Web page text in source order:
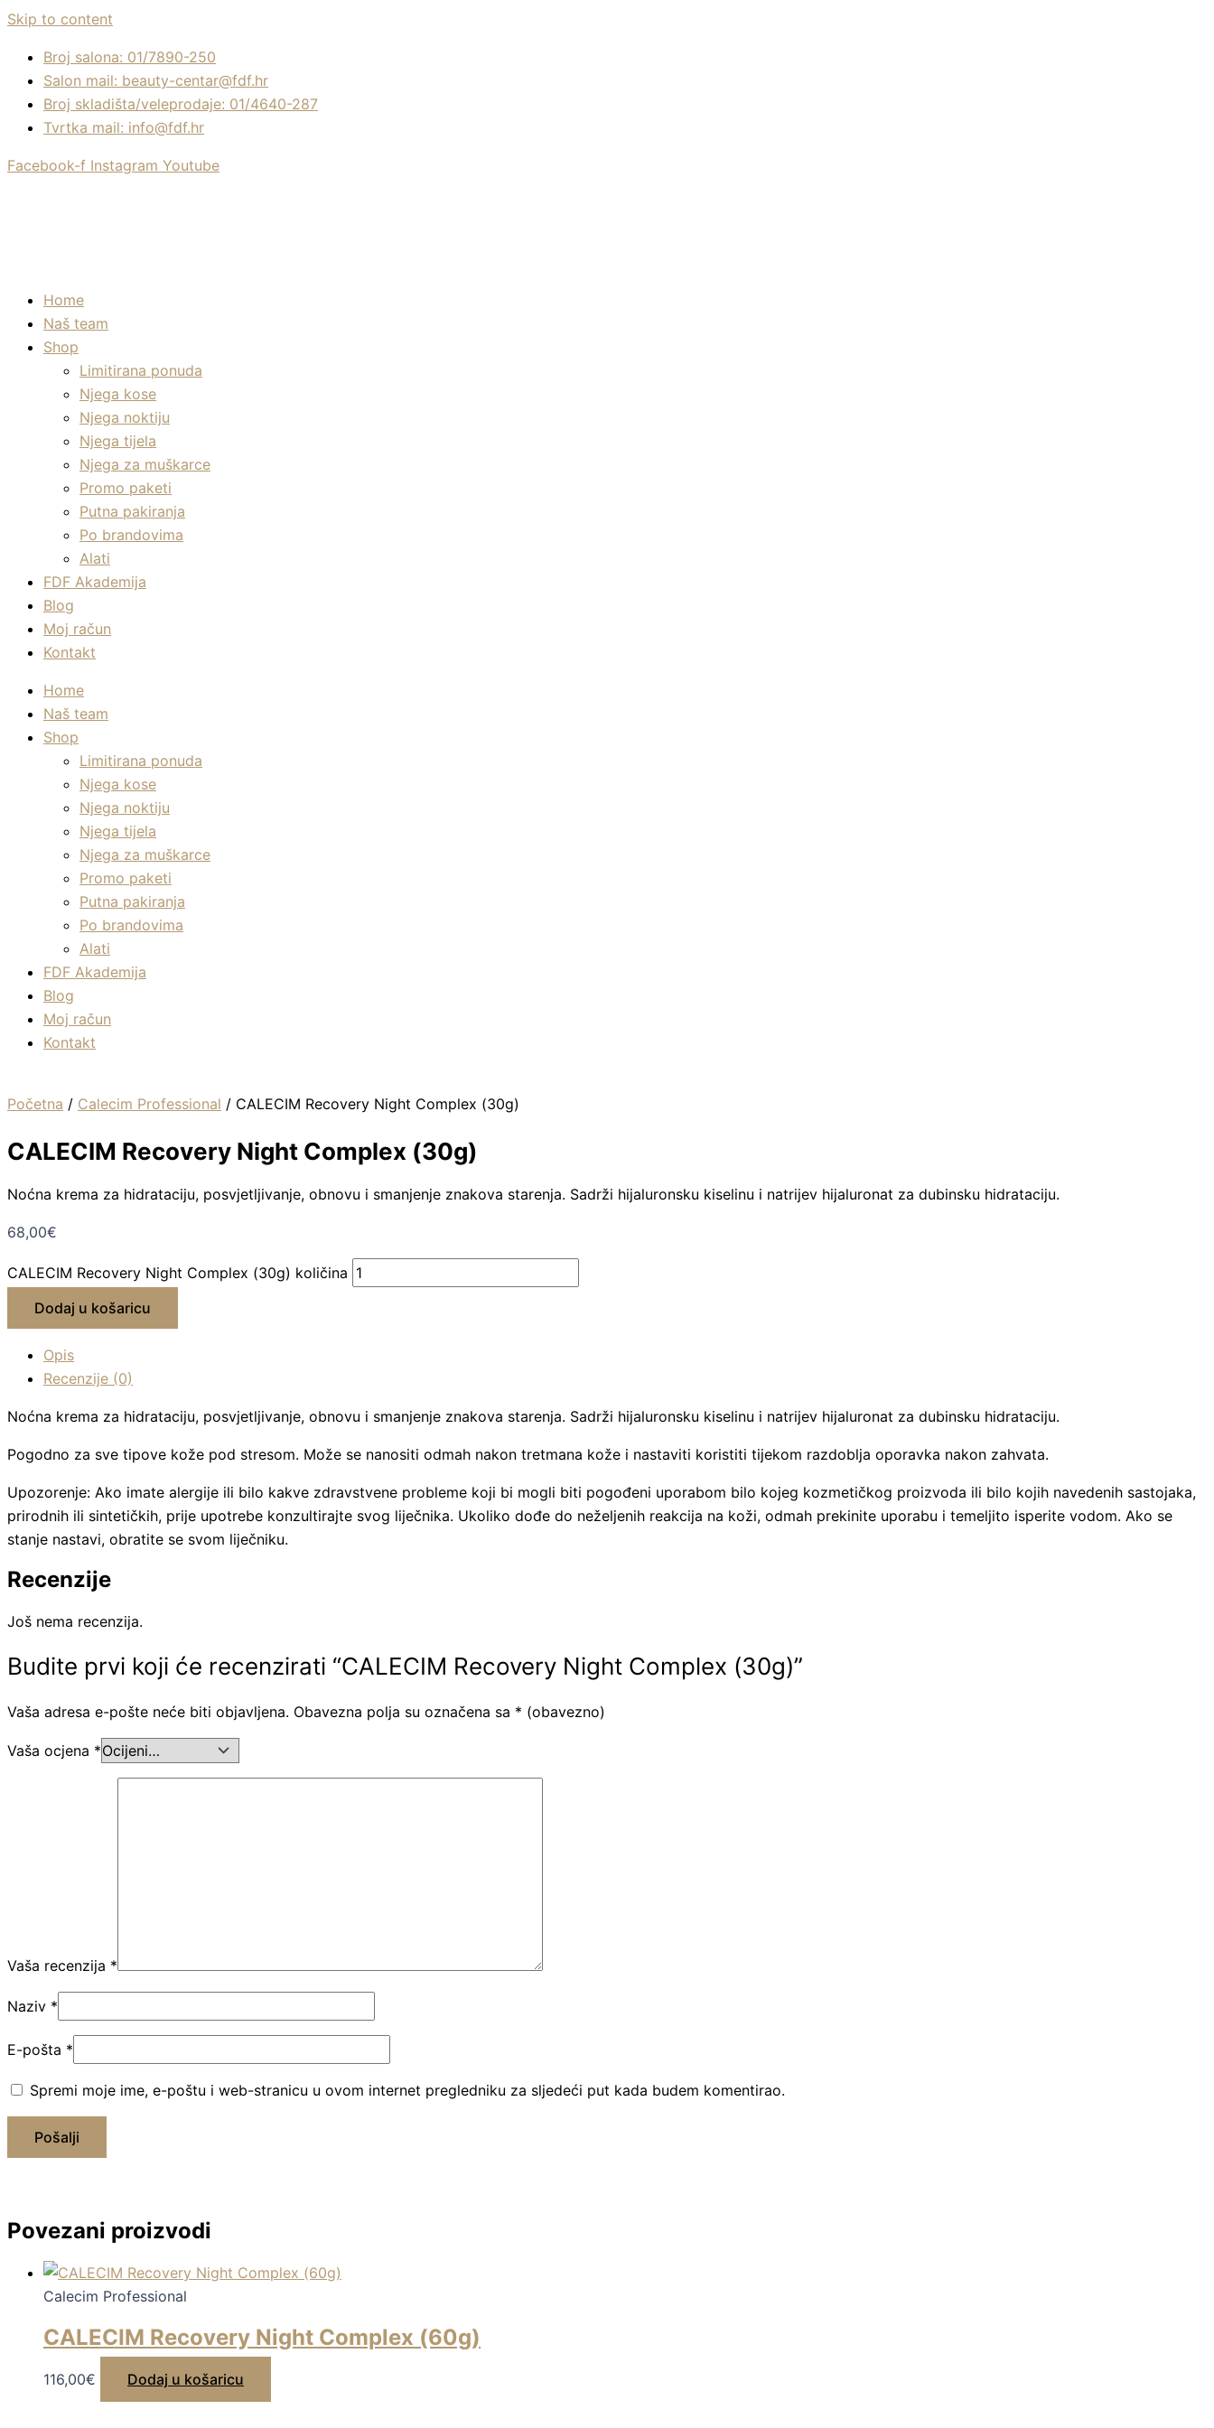
Skip to content
Broj salona: 01/7890-250
Salon mail: beauty-centar@fdf.hr
Broj skladišta/veleprodaje: 01/4640-287
Tvrtka mail: info@fdf.hr
Facebook-f Instagram Youtube
Home
Naš team
Shop
Limitirana ponuda
Njega kose
Njega noktiju
Njega tijela
Njega za muškarce
Promo paketi
Putna pakiranja
Po brandovima
Alati
FDF Akademija
Blog
Moj račun
Kontakt
Home
Naš team
Shop
Limitirana ponuda
Njega kose
Njega noktiju
Njega tijela
Njega za muškarce
Promo paketi
Putna pakiranja
Po brandovima
Alati
FDF Akademija
Blog
Moj račun
Kontakt
Početna / Calecim Professional / CALECIM Recovery Night Complex (30g)
CALECIM Recovery Night Complex (30g)
Noćna krema za hidrataciju, posvjetljivanje, obnovu i smanjenje znakova starenja. Sadrži hijaluronsku kiselinu i natrijev hijaluronat za dubinsku hidrataciju.
68,00€
CALECIM Recovery Night Complex (30g) količina
Dodaj u košaricu
Opis
Recenzije (0)
Noćna krema za hidrataciju, posvjetljivanje, obnovu i smanjenje znakova starenja. Sadrži hijaluronsku kiselinu i natrijev hijaluronat za dubinsku hidrataciju.
Pogodno za sve tipove kože pod stresom. Može se nanositi odmah nakon tretmana kože i nastaviti koristiti tijekom razdoblja oporavka nakon zahvata.
Upozorenje: Ako imate alergije ili bilo kakve zdravstvene probleme koji bi mogli biti pogođeni uporabom bilo kojeg kozmetičkog proizvoda ili bilo kojih navedenih sastojaka,
prirodnih ili sintetičkih, prije upotrebe konzultirajte svog liječnika. Ukoliko dođe do neželjenih reakcija na koži, odmah prekinite uporabu i temeljito isperite vodom. Ako se
stanje nastavi, obratite se svom liječniku.
Recenzije
Još nema recenzija.
Budite prvi koji će recenzirati “CALECIM Recovery Night Complex (30g)”
Vaša adresa e-pošte neće biti objavljena. Obavezna polja su označena sa * (obavezno)
Vaša ocjena *
Vaša recenzija *
Naziv *
E-pošta *
Spremi moje ime, e-poštu i web-stranicu u ovom internet pregledniku za sljedeći put kada budem komentirao.
Povezani proizvodi
Calecim Professional
CALECIM Recovery Night Complex (60g)
116,00€ Dodaj u košaricu